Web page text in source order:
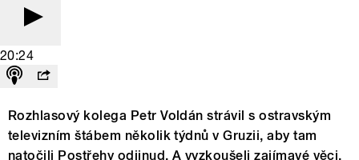
20:24
Rozhlasový kolega Petr Voldán strávil s ostravským
televizním štábem několik týdnů v Gruzii, aby tam
natočili Postřehy odjinud. A vyzkoušeli zajímavé věci.